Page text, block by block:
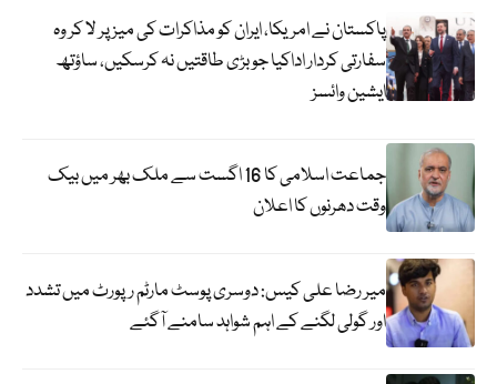
پاکستان نے امریکا، ایران کو مذاکرات کی میز پر لا کر وہ
سفارتی کردار اداکیا جو بڑی طاقتیں نہ کرسکیں، ساؤتھ
ایشین وائسز
جماعت اسلامی کا 16 اگست سے ملک بھر میں بیک
وقت دھرنوں کا اعلان
میر رضا علی کیس: دوسری پوسٹ مارٹم رپورٹ میں تشدد
اور گولی لگنے کے اہم شواہد سامنے آگئے